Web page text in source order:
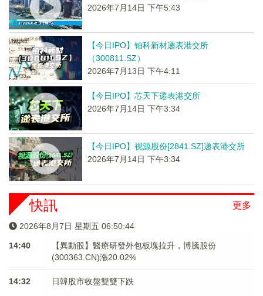
2026年7月14日 下午5:43
【今日IPO】铂科新材递表港交所
（300811.SZ）
2026年7月13日 下午4:11
【今日IPO】芯天下递表港交所
2026年7月14日 下午3:34
【今日IPO】视源股份[2841.SZ]递表港交所
2026年7月14日 下午3:34
更多
快訊
2026年8月7日 星期五 06:50:44
14:40
【異動股】醫療研發外包板塊拉升，博騰股份
(300363.CN)漲20.02%
14:32 日韓股市收盤雙雙下跌